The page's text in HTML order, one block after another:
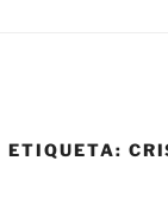
ETIQUETA: